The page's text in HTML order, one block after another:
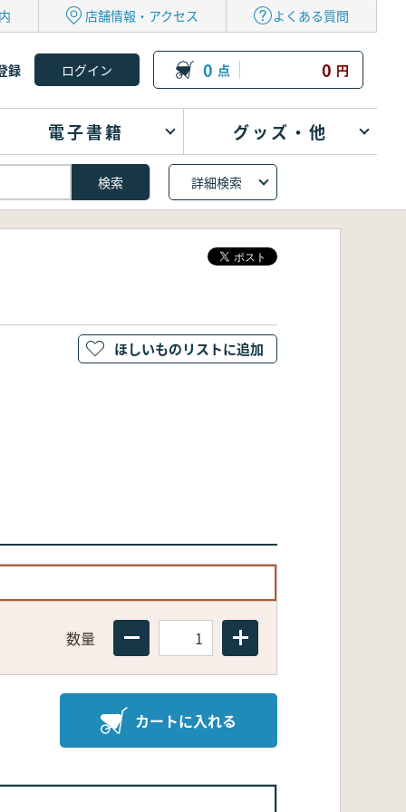
店舗情報・アクセス よくある質問
録 0 点 0 円
電子書籍 グッズ・他
詳細検索
数量
カートに入れる
ほしいものリストに追加